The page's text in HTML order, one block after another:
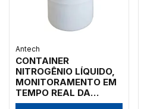
Antech
CONTAINER
NITROGÊNIO LÍQUIDO,
MONITORAMENTO EM
TEMPO REAL DA
TEMPERATURA E DO